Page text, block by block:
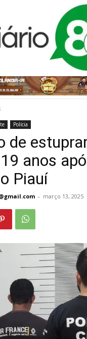
Polícia
de
anos
Piauí
- março 13, 2025